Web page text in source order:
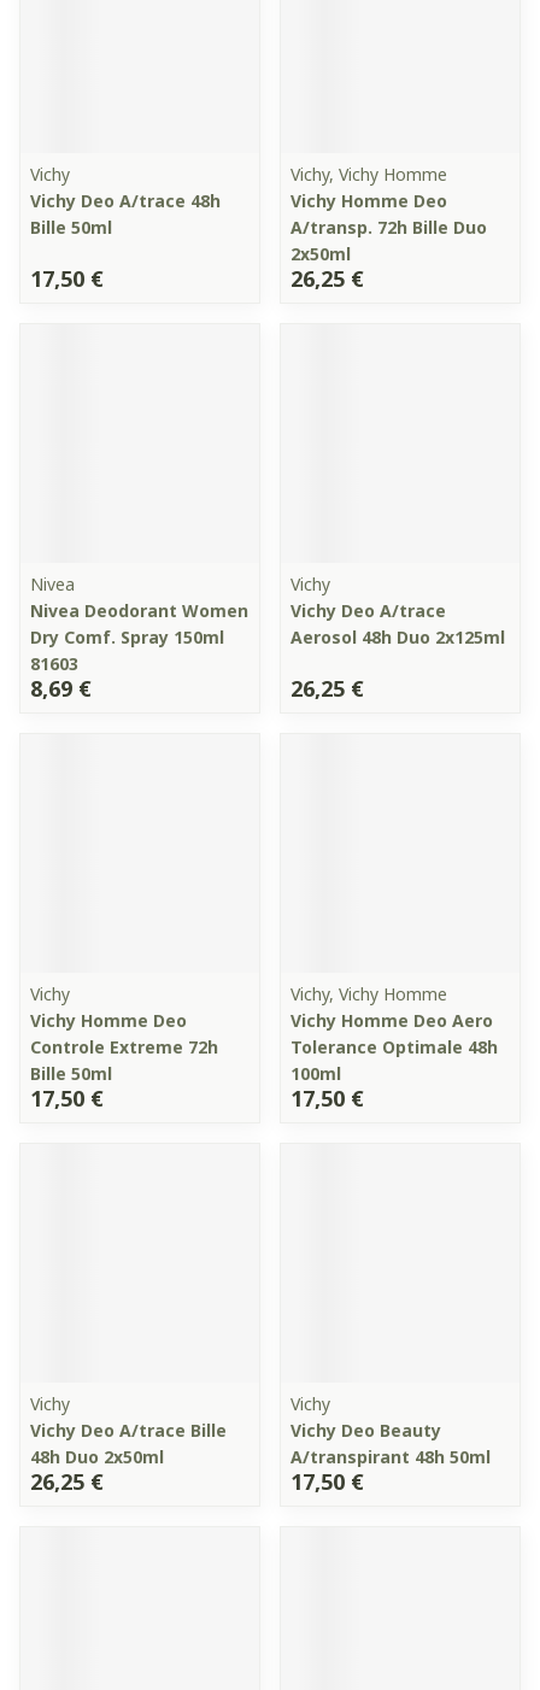
Vichy
Vichy Deo A/trace 48h
Bille 50ml
17,50 €
Vichy, Vichy Homme
Vichy Homme Deo
A/transp. 72h Bille Duo
2x50ml
26,25 €
Nivea
Nivea Deodorant Women
Dry Comf. Spray 150ml
81603
8,69 €
Vichy
Vichy Deo A/trace
Aerosol 48h Duo 2x125ml
26,25 €
Vichy
Vichy Homme Deo
Controle Extreme 72h
Bille 50ml
17,50 €
Vichy, Vichy Homme
Vichy Homme Deo Aero
Tolerance Optimale 48h
100ml
17,50 €
Vichy
Vichy Deo A/trace Bille
48h Duo 2x50ml
26,25 €
Vichy
Vichy Deo Beauty
A/transpirant 48h 50ml
17,50 €